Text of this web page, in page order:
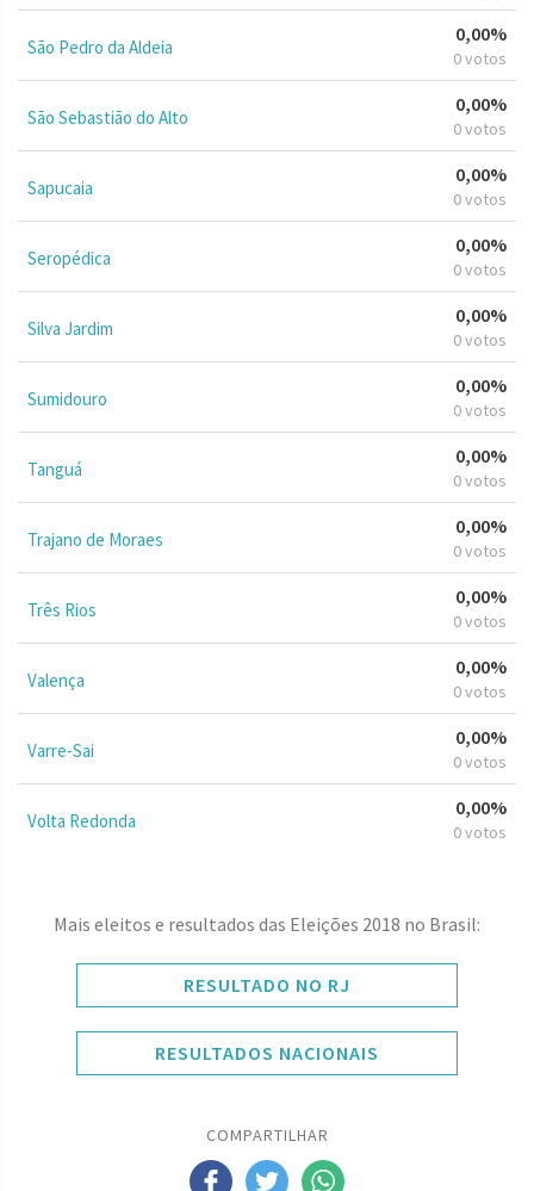
São Pedro da Aldeia
0,00%
0 votos
São Sebastião do Alto
0,00%
0 votos
Sapucaia
0,00%
0 votos
Seropédica
0,00%
0 votos
Silva Jardim
0,00%
0 votos
Sumidouro
0,00%
0 votos
Tanguá
0,00%
0 votos
Trajano de Moraes
0,00%
0 votos
Três Rios
0,00%
0 votos
Valença
0,00%
0 votos
Varre-Sai
0,00%
0 votos
Volta Redonda
0,00%
0 votos
Mais eleitos e resultados das Eleições 2018 no Brasil:
RESULTADO NO RJ
RESULTADOS NACIONAIS
COMPARTILHAR